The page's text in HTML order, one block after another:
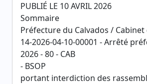
PUBLIÉ LE 10 AVRIL 2026
Sommaire
Préfecture du Calvados /
14-2026-04-10-00001 - Arrêté
2026 - 80 - CAB
- BSOP
portant interdiction des